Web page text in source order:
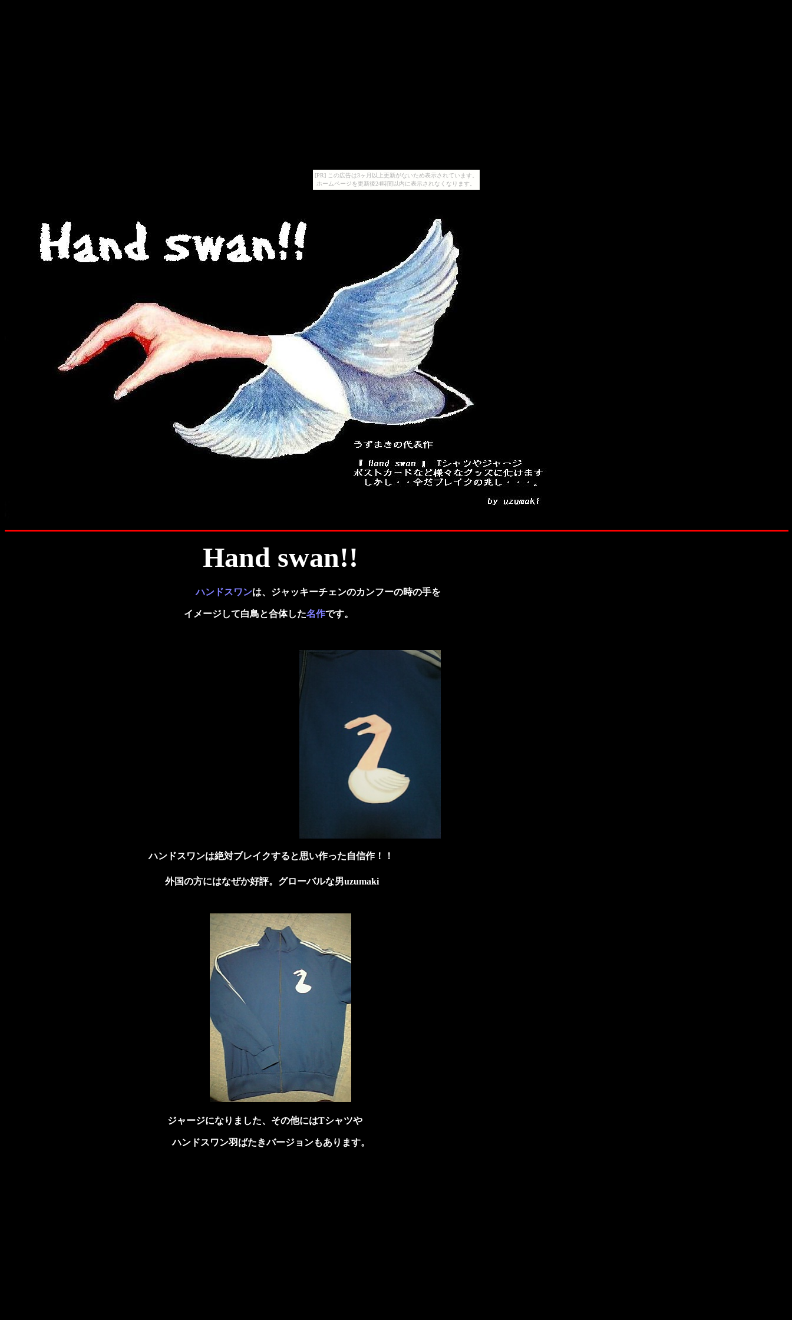
[PR] この広告は3ヶ月以上更新がないため表示されています。
ホームページを更新後24時間以内に表示されなくなります。
Hand swan!!
ハンドスワンは、ジャッキーチェンのカンフーの時の手を
イメージして白鳥と合体した名作です。
ハンドスワンは絶対ブレイクすると思い作った自信作！！
外国の方にはなぜか好評。 グローバルな男uzumaki
ジャージになりました、その他にはTシャツや
ハンドスワン羽ばたきバージョンもあります。